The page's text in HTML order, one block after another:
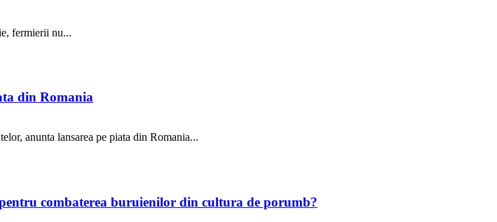
fermierii nu...
din Romania
anunta lansarea pe piata din Romania...
combaterea buruienilor din cultura de porumb?